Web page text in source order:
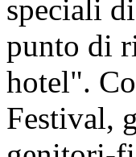
speciali
punto di
hotel".
Festival,